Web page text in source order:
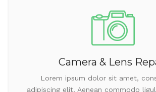
Camera & Lens
Lorem ipsum dolor sit amet,
adipiscing elit. Aenean commodo